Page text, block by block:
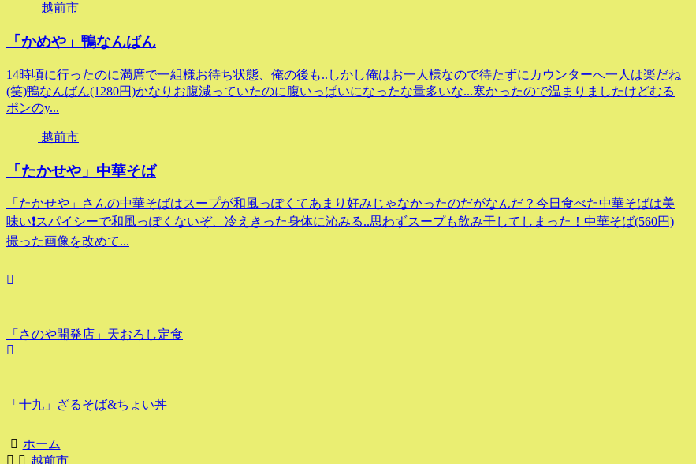
越前市
「かめや」鴨なんばん
14時頃に行ったのに満席で一組様お待ち状態、俺の後も..しかし俺はお一人様なので待たずにカウンターへ一人は楽だね
(笑)鴨なんばん(1280円)かなりお腹減っていたのに腹いっぱいになったな量多いな...寒かったので温まりましたけどむる
ポンのy...
越前市
「たかせや」中華そば
「たかせや」さんの中華そばはスープが和風っぽくてあまり好みじゃなかったのだがなんだ？今日食べた中華そばは美
味い❗スパイシーで和風っぽくないぞ、冷えきった身体に沁みる..思わずスープも飲み干してしまった！中華そば(560円)
撮った画像を改めて...
「さのや開発店」天おろし定食
「十九」ざるそば&ちょい丼
ホーム
越前市